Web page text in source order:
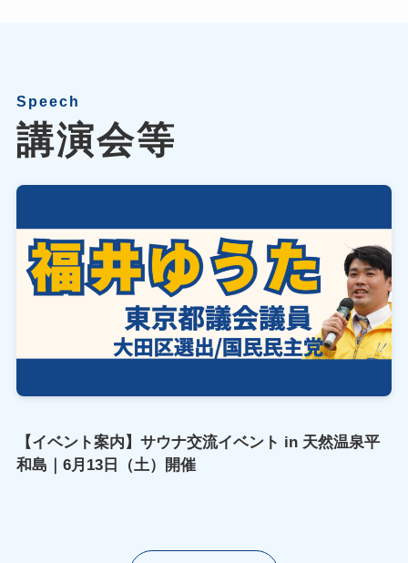
Speech
講演会等
【イベント案内】サウナ交流イベント in 天然温泉平
和島｜6月13日（土）開催